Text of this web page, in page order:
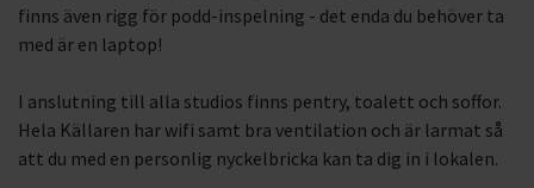
finns även rigg för podd-inspelning - det enda du behöver ta
med är en laptop!
I anslutning till alla studios finns pentry, toalett och soffor.
Hela Källaren har wifi samt bra ventilation och är larmat så
att du med en personlig nyckelbricka kan ta dig in i lokalen.